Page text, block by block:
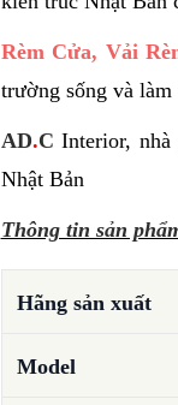
Rèm Cửa, Vải
trường sống và làm
AD.C Interior, nhà
Nhật Bản
Thông tin sản
Hãng sản xuất
Model